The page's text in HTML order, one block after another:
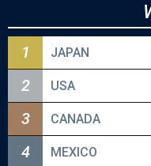
ラグザス
U-23野球
1 JAPAN
2 USA
3 CANADA
4 MEXICO